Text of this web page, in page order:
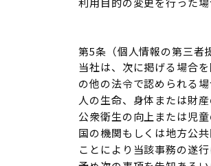
第5条（個人情報の第三者
当社は、次に掲げる場合
の他の法令で認められる場
人の生命、身体または財
公衆衛生の向上または児
国の機関もしくは地方公
ことにより当該事務の遂